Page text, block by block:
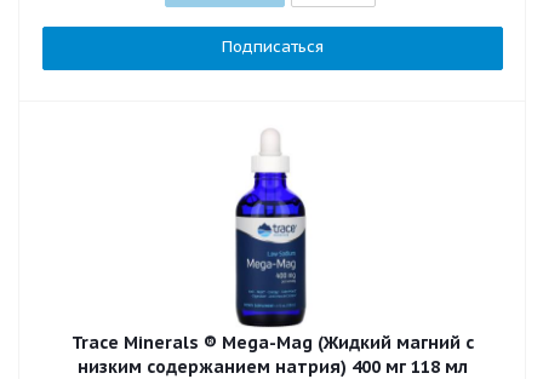
Подписаться
Trace Minerals ® Mega-Mag (Жидкий магний с
низким содержанием натрия) 400 мг 118 мл